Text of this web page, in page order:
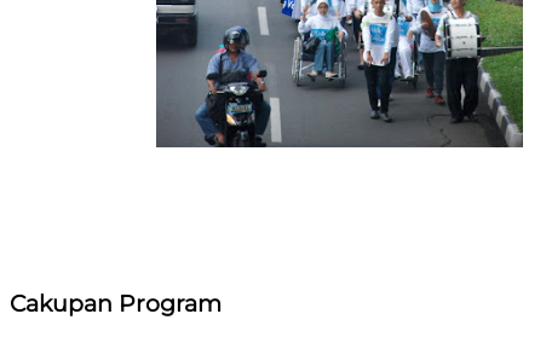
Cakupan Program